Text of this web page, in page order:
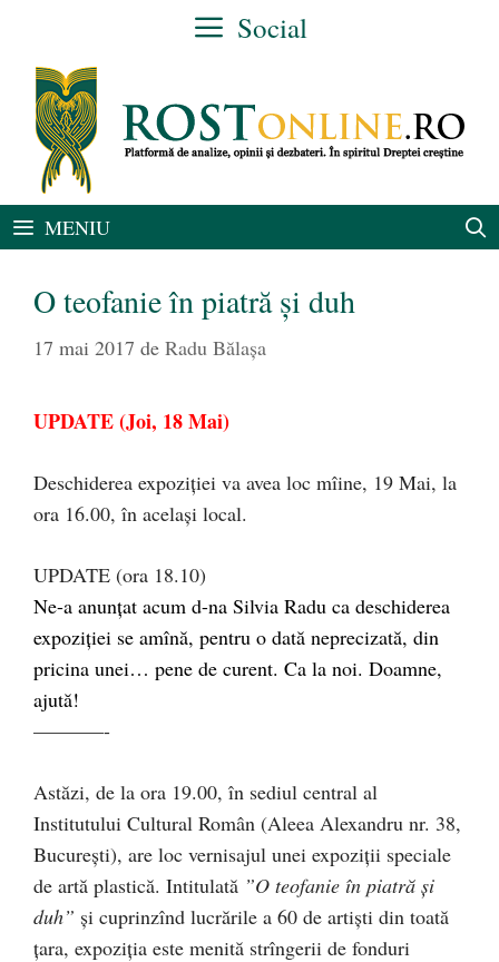
conținut
Social
MENIU
O teofanie în piatră și duh
17 mai 2017 de Radu Bălaşa
UPDATE (Joi, 18 Mai)
Deschiderea expoziției va avea loc mîine, 19 Mai, la
ora 16.00, în același local.
UPDATE (ora 18.10)
Ne-a anunțat acum d-na Silvia Radu ca deschiderea
expoziției se amînă, pentru o dată neprecizată, din
pricina unei… pene de curent. Ca la noi. Doamne,
ajută!
–––––––-
Astăzi, de la ora 19.00, în sediul central al
Institutului Cultural Român (Aleea Alexandru nr. 38,
București), are loc vernisajul unei expoziții speciale
de artă plastică. Intitulată ”O teofanie în piatră și
duh” și cuprinzînd lucrările a 60 de artiști din toată
țara, expoziția este menită strîngerii de fonduri